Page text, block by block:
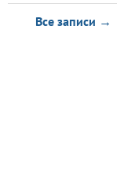
Все записи →